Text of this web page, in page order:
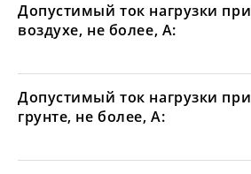
Допустимый ток нагрузки
воздухе, не более, А:
Допустимый ток нагрузки
грунте, не более, А: